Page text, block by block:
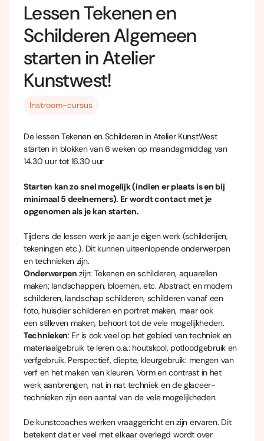
Lessen Tekenen en
Schilderen Algemeen
starten in Atelier
Kunstwest!
Instroom-cursus
De lessen Tekenen en Schilderen in Atelier KunstWest
starten in blokken van 6 weken op maandagmiddag van
14.30 uur tot 16.30 uur
Starten kan zo snel mogelijk (indien er plaats is en bij
minimaal 5 deelnemers). Er wordt contact met je
opgenomen als je kan starten.
Tijdens de lessen werk je aan je eigen werk (schilderijen,
tekeningen etc.). Dit kunnen uiteenlopende onderwerpen
en technieken zijn.
Onderwerpen zijn: Tekenen en schilderen, aquarellen
maken; landschappen, bloemen, etc. Abstract en modern
schilderen, landschap schilderen, schilderen vanaf een
foto, huisdier schilderen en portret maken, maar ook
een stilleven maken, behoort tot de vele mogelijkheden.
Technieken: Er is ook veel op het gebied van techniek en
materiaalgebruik te leren o.a.: houtskool, potloodgebruik en
verfgebruik. Perspectief, diepte, kleurgebruik: mengen van
verf en het maken van kleuren. Vorm en contrast in het
werk aanbrengen, nat in nat techniek en de glaceer-
technieken zijn een aantal van de vele mogelijkheden.
De kunstcoaches werken vraaggericht en zijn ervaren. Dit
betekent dat er veel met elkaar overlegd wordt over